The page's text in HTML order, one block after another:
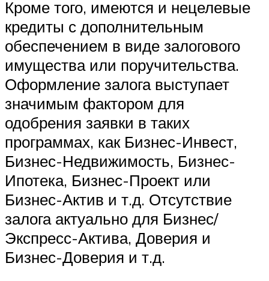
Кроме того, имеются и нецелевые
кредиты с дополнительным
обеспечением в виде залогового
имущества или поручительства.
Оформление залога выступает
значимым фактором для
одобрения заявки в таких
программах, как Бизнес-Инвест,
Бизнес-Недвижимость, Бизнес-
Ипотека, Бизнес-Проект или
Бизнес-Актив и т.д. Отсутствие
залога актуально для Бизнес/
Экспресс-Актива, Доверия и
Бизнес-Доверия и т.д.